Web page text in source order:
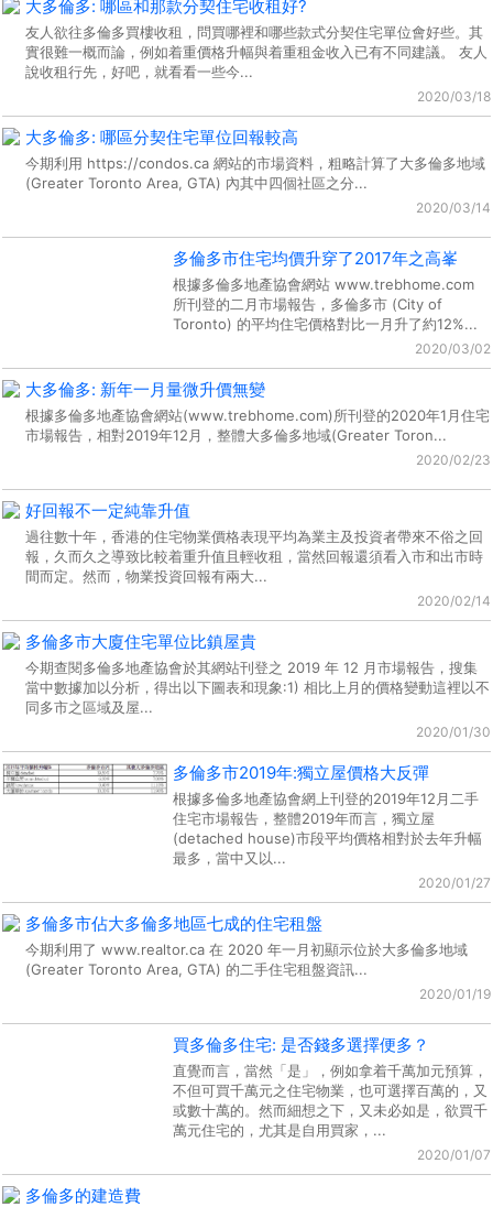
大多倫多: 哪區和那款分契住宅收租好?
友人欲往多倫多買樓收租，問買哪裡和哪些款式分契住宅單位會好些。其
實很難一概而論，例如着重價格升幅與着重租金收入已有不同建議。 友人
說收租行先，好吧，就看看一些今...
2020/03/18
大多倫多: 哪區分契住宅單位回報較高
今期利用 https://condos.ca 網站的市場資料，粗略計算了大多倫多地域
(Greater Toronto Area, GTA) 內其中四個社區之分...
2020/03/14
多倫多市住宅均價升穿了2017年之高峯
根據多倫多地產協會網站 www.trebhome.com
所刊登的二月市場報告，多倫多市 (City of
Toronto) 的平均住宅價格對比一月升了約12%...
2020/03/02
大多倫多: 新年一月量微升價無變
根據多倫多地產協會網站(www.trebhome.com)所刊登的2020年1月住宅
市場報告，相對2019年12月，整體大多倫多地域(Greater Toron...
2020/02/23
好回報不一定純靠升值
過往數十年，香港的住宅物業價格表現平均為業主及投資者帶來不俗之回
報，久而久之導致比較着重升值且輕收租，當然回報還須看入市和出市時
間而定。然而，物業投資回報有兩大...
2020/02/14
多倫多市大廈住宅單位比鎮屋貴
今期查閱多倫多地產協會於其網站刊登之 2019 年 12 月市場報告，搜集
當中數據加以分析，得出以下圖表和現象:1) 相比上月的價格變動這裡以不
同多市之區域及屋...
2020/01/30
多倫多市2019年:獨立屋價格大反彈
根據多倫多地產協會網上刊登的2019年12月二手
住宅市場報告，整體2019年而言，獨立屋
(detached house)市段平均價格相對於去年升幅
最多，當中又以...
2020/01/27
多倫多市佔大多倫多地區七成的住宅租盤
今期利用了 www.realtor.ca 在 2020 年一月初顯示位於大多倫多地域
(Greater Toronto Area, GTA) 的二手住宅租盤資訊...
2020/01/19
買多倫多住宅: 是否錢多選擇便多？
直覺而言，當然「是」，例如拿着千萬加元預算，
不但可買千萬元之住宅物業，也可選擇百萬的，又
或數十萬的。然而細想之下，又未必如是，欲買千
萬元住宅的，尤其是自用買家，...
2020/01/07
多倫多的建造費